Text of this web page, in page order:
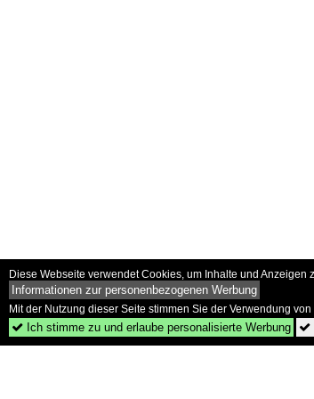
Diese Webseite verwendet Cookies, um Inhalte und
Informationen zur personenbezogenen Werbung
Mit der Nutzung dieser Seite stimmen Sie der Verwendung
 Ich stimme zu und erlaube personalisierte Werbung 